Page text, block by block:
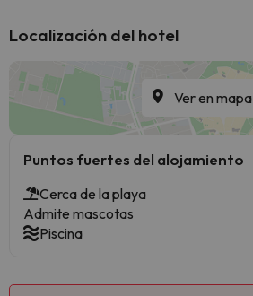
Localización del hotel
Ver en mapa
Puntos fuertes del alojamiento
Cerca de la playa
Admite mascotas
Piscina